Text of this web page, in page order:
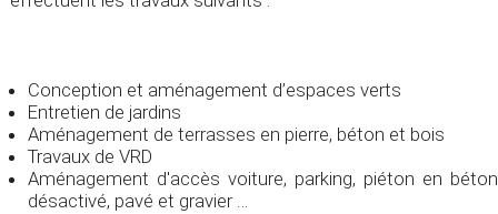
Conception et aménagement d’espaces verts
Entretien de jardins
Aménagement de terrasses en pierre, béton et bois
Travaux de VRD
Aménagement d'accès voiture, parking, piéton en béton
désactivé, pavé et gravier …